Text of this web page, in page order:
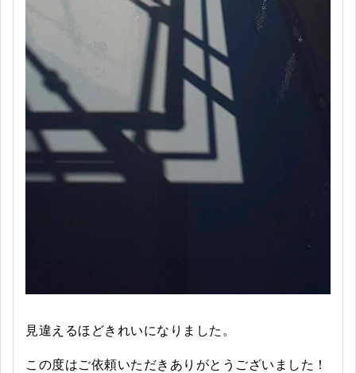
見違えるほどきれいになりました。
この度はご依頼いただきありがとうございました！